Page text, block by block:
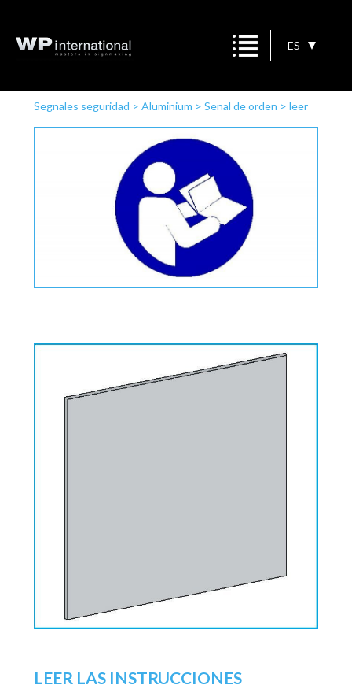
ES
Segnales seguridad > Aluminium > Senal de orden > leer
LEER LAS INSTRUCCIONES